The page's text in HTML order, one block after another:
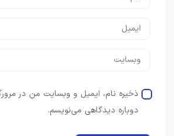
ذخیره نام، ایمیل و وبسایت من در مرورگر
دوباره دیدگاهی می‌نویسم.